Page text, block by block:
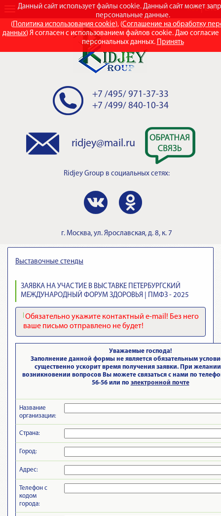
Данный сайт использует файлы cookie. Данный сайт может
персональные данные.
(Политика использования cookie), (Соглашение на обработку
данных) Я согласен с использованием файлов cookie. Даю согласие
персональных данных. Принять
RUS ENG
+7 /495/ 971-37-33
+7 /499/ 840-10-34
ridjey@mail.ru
Ridjey Group в социальных сетях:
г. Москва, ул. Ярославская, д. 8, к. 7
Выставочные стенды
ЗАЯВКА НА УЧАСТИЕ В ВЫСТАВКЕ ПЕТЕРБУРГСКИЙ
МЕЖДУНАРОДНЫЙ ФОРУМ ЗДОРОВЬЯ | ПМФЗ - 2025
Обязательно укажите контактный e-mail! Без него
ваше письмо отправлено не будет!
Уважаемые господа!
Заполнение данной формы не является обязательным
существенно ускорит время получения заявки. При
возникновении вопросов Вы можете связаться с нами по
56-56 или по электронной почте
Название
организации:
Страна:
Город:
Адрес:
Телефон с
кодом
города: